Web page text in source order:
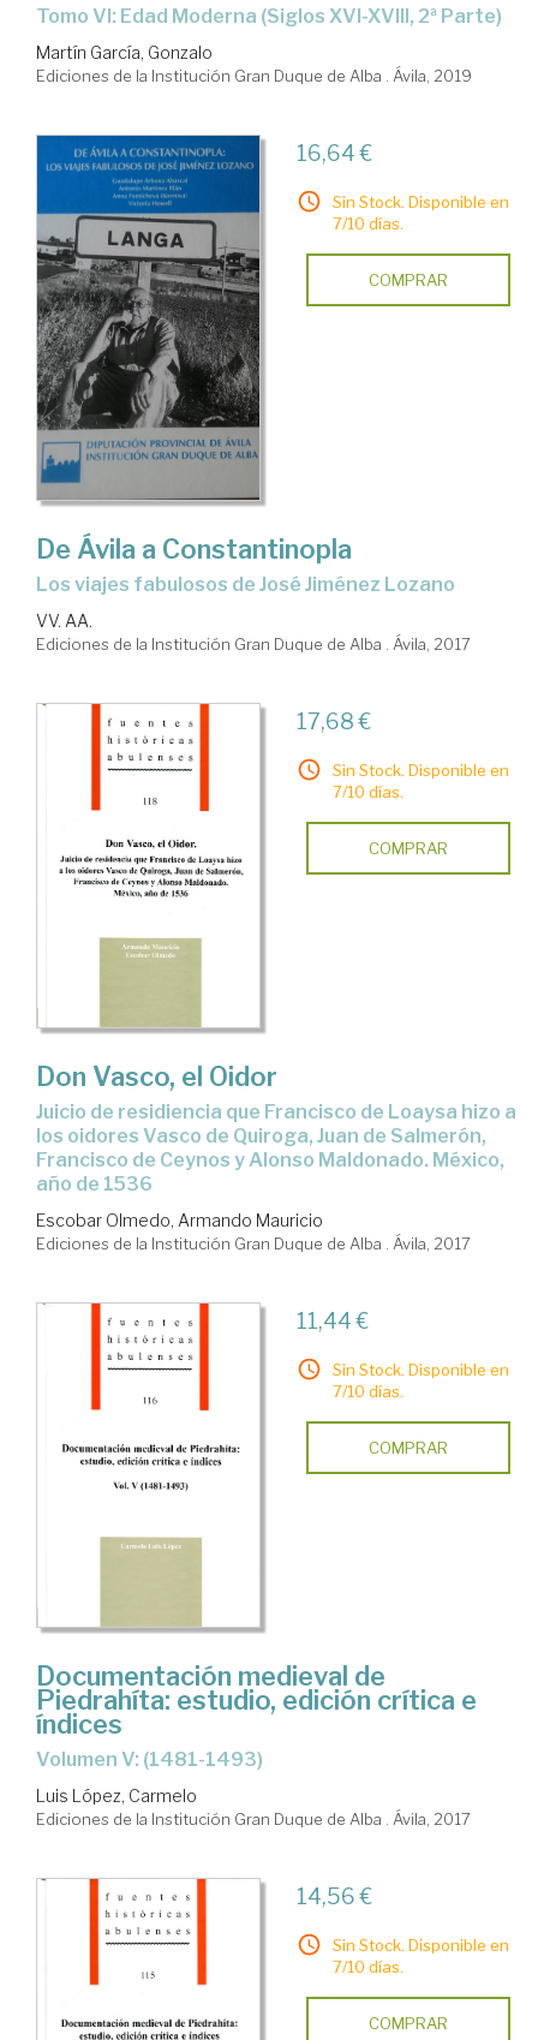
Tomo VI: Edad Moderna (Siglos XVI-XVIII, 2ª Parte)
Martín García, Gonzalo
Ediciones de la Institución Gran Duque de Alba . Ávila, 2019
16,64 €
Sin Stock. Disponible en
7/10 días.
COMPRAR
De Ávila a Constantinopla
los viajes fabulosos de José Jiménez Lozano
VV. AA.
Ediciones de la Institución Gran Duque de Alba . Ávila, 2017
17,68 €
Sin Stock. Disponible en
7/10 días.
COMPRAR
Don Vasco, el Oidor
Juicio de residiencia que Francisco de Loaysa hizo a
los oidores Vasco de Quiroga, Juan de Salmerón,
Francisco de Ceynos y Alonso Maldonado. México,
año de 1536
Escobar Olmedo, Armando Mauricio
Ediciones de la Institución Gran Duque de Alba . Ávila, 2017
11,44 €
Sin Stock. Disponible en
7/10 días.
COMPRAR
Documentación medieval de
Piedrahíta: estudio, edición crítica e
índices
Volumen V: (1481-1493)
Luis López, Carmelo
Ediciones de la Institución Gran Duque de Alba . Ávila, 2017
14,56 €
Sin Stock. Disponible en
7/10 días.
COMPRAR